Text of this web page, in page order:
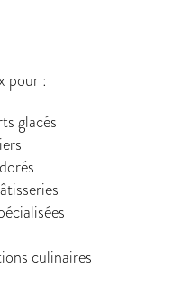
pour :
glacés
culinaires